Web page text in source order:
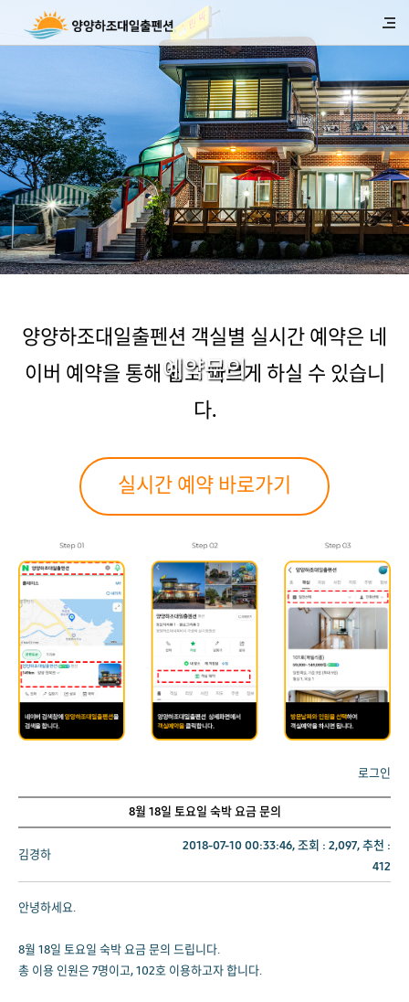
예약문의
양양하조대일출펜션 객실별 실시간 예약은 네
이버 예약을 통해 쉽고 빠르게 하실 수 있습니
다.
실시간 예약 바로가기
로그인
8월 18일 토요일 숙박 요금 문의
김경하
2018-07-10 00:33:46, 조회 : 2,097, 추천 :
412
안녕하세요.
8월 18일 토요일 숙박 요금 문의 드립니다.
총 이용 인원은 7명이고, 102호 이용하고자 합니다.